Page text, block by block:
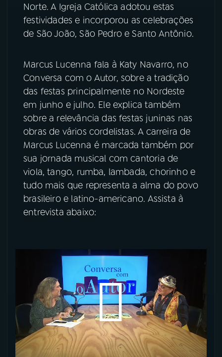
Norte. A Igreja Católica adotou estas
festividades e incorporou as celebrações
de São João, São Pedro e Santo Antônio.
Marcus Lucenna fala à Katy Navarro, no
Conversa com o Autor, sobre a tradição
das festas principalmente no Nordeste
em junho e julho. Ele explica também
sobre a relevância das festas juninas nas
obras de vários cordelistas. A carreira de
Marcus Lucenna é marcada também por
sua jornada musical com cantoria de
viola, tango, rumba, lambada, chorinho e
tudo mais que representa a alma do povo
brasileiro e latino-americano. Assista à
entrevista abaixo: